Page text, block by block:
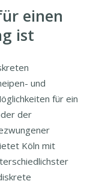
einen
ist
und
für ein
der
Köln mit